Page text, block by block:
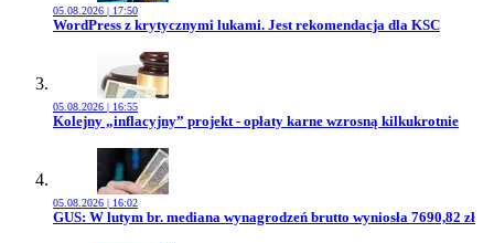
05.08.2026 | 17:50
Przejdź do artykułu:
WordPress z krytycznymi lukami. Jest rekomendacja dla KSC
05.08.2026 | 16:55
Przejdź do artykułu:
Kolejny „inflacyjny” projekt - opłaty karne wzrosną kilkukrotnie
05.08.2026 | 16:02
Przejdź do artykułu:
GUS: W lutym br. mediana wynagrodzeń brutto wyniosła 7690,82 zł